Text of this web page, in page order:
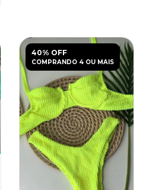
40% OFF
COMPRANDO 4 OU MAIS